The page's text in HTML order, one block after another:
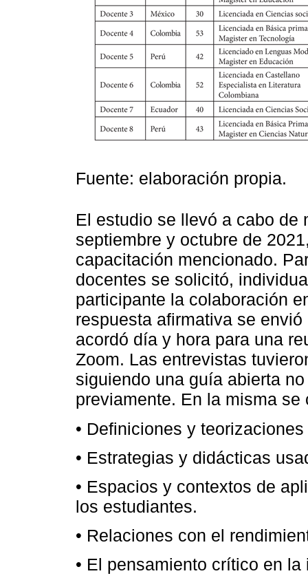
Fuente: elaboración propia.
El estudio se llevó a cabo de
septiembre y octubre de
capacitación mencionado.
docentes se solicitó,
participante la colaboración
respuesta afirmativa se
acordó día y hora para una
Zoom. Las entrevistas
siguiendo una guía abierta
previamente. En la misma
• Definiciones y
• Estrategias y didácticas
• Espacios y contextos de
los estudiantes.
• Relaciones con el
• El pensamiento crítico en